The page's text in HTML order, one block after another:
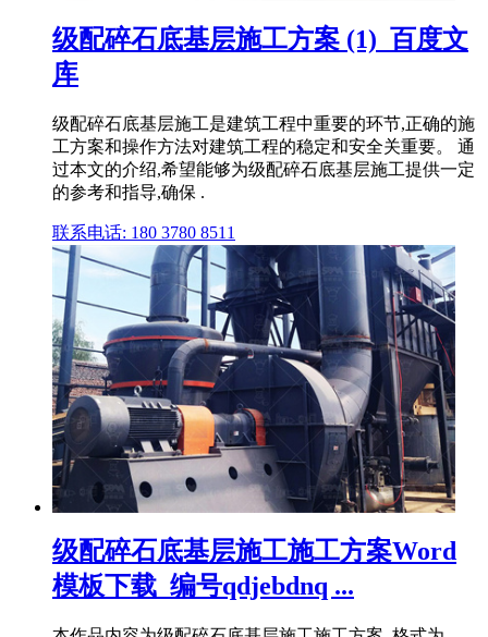
级配碎石底基层施工方案 (1)_百度文
库
级配碎石底基层施工是建筑工程中重要的环节,正确的施
工方案和操作方法对建筑工程的稳定和安全关重要。 通
过本文的介绍,希望能够为级配碎石底基层施工提供一定
的参考和指导,确保 .
联系电话: 180 3780 8511
级配碎石底基层施工施工方案Word
模板下载_编号qdjebdnq ...